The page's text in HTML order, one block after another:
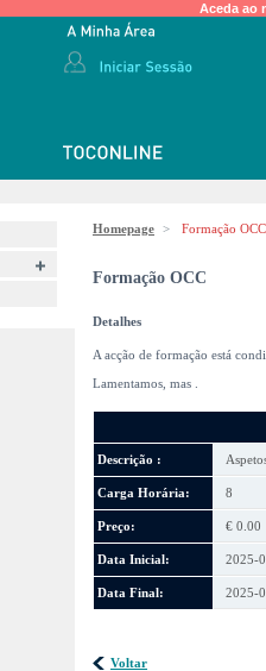
Aceda ao
Homepage > Formação OCC
Formação OCC
Detalhes
A acção de formação está
Lamentamos, mas
Descrição :
Carga Horária: 8
Preço: € 0.00
Data Inicial: 2025-
Data Final: 2025-
Voltar